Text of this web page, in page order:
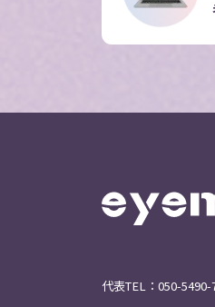
代表TEL： 050-5490-